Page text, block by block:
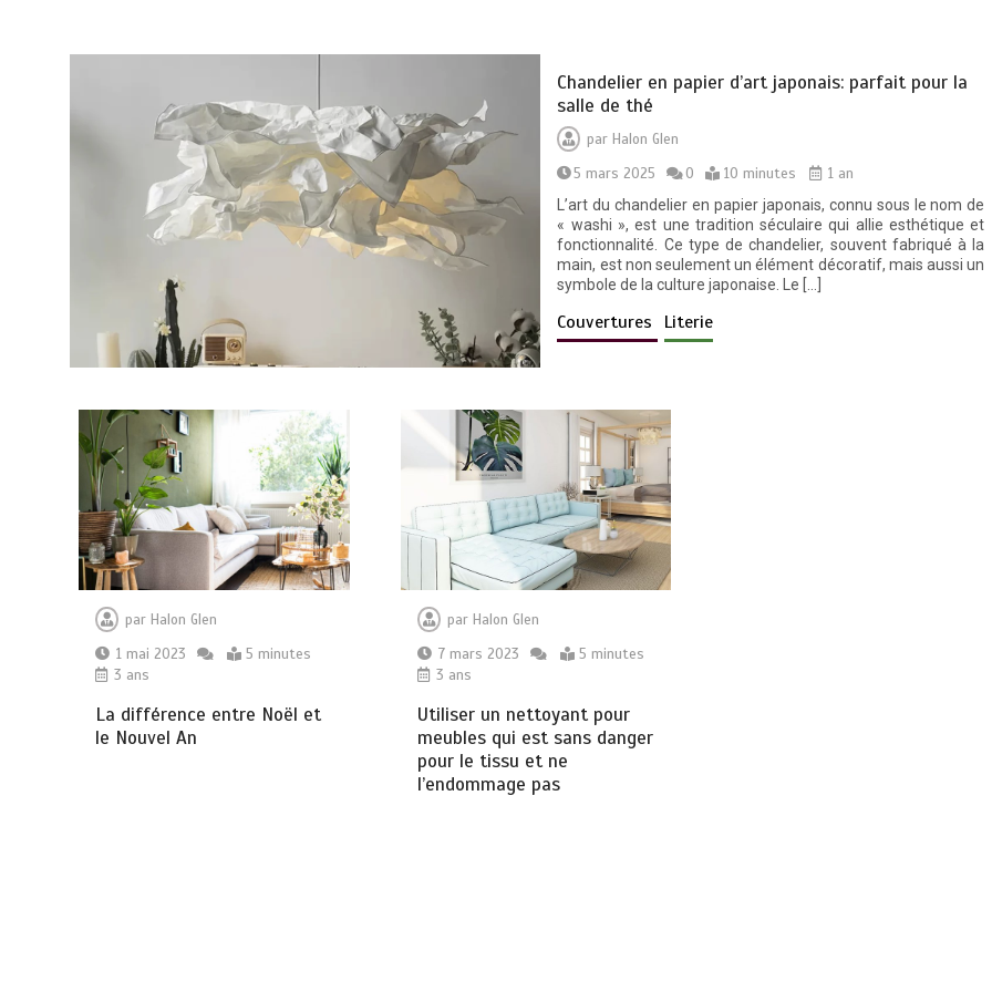
Chandelier en papier d’art japonais: parfait pour la
salle de thé
parHalon Glen
5 mars 2025
0 10 minutes
1 an
L’art du chandelier en papier japonais, connu sous le nom de
« washi », est une tradition séculaire qui allie esthétique et
fonctionnalité. Ce type de chandelier, souvent fabriqué à la
main, est non seulement un élément décoratif, mais aussi un
symbole de la culture japonaise. Le […]
Couvertures Literie
parHalon Glen
1 mai 2023
5 minutes
3 ans
La différence entre Noël et
le Nouvel An
par Halon Glen
7 mars 2023
5 minutes
3 ans
Utiliser un nettoyant pour
meubles qui est sans danger
pour le tissu et ne
l’endommage pas